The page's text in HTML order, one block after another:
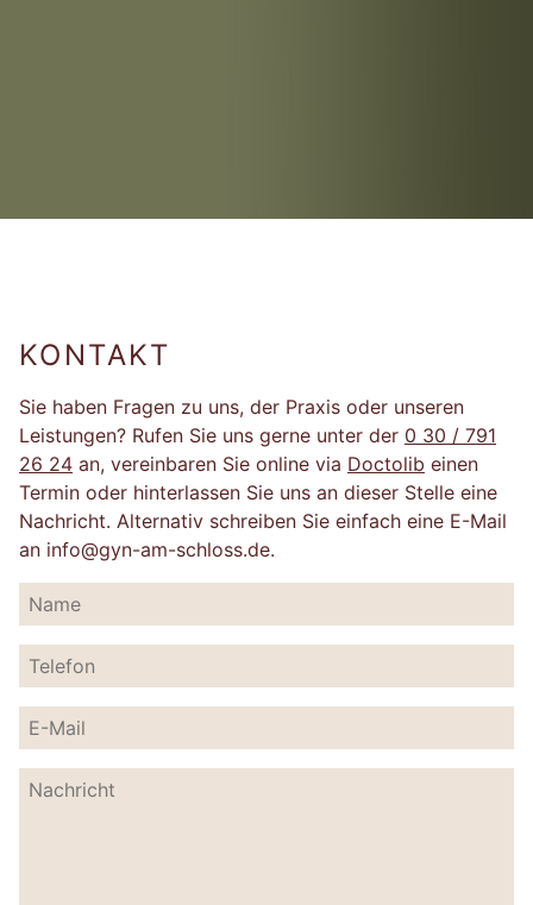
KONTAKT
Sie haben Fragen zu uns, der Praxis oder unseren
Leistungen? Rufen Sie uns gerne unter der 0 30 / 791
26 24 an, vereinbaren Sie online via Doctolib einen
Termin oder hinterlassen Sie uns an dieser Stelle eine
Nachricht. Alternativ schreiben Sie einfach eine E-Mail
an info@gyn-am-schloss.de.